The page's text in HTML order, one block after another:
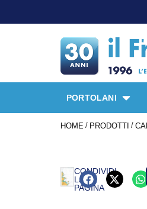
PORTOLANI
HOME / PRODOTTI /
CONDIVIDI
LA
PAGINA